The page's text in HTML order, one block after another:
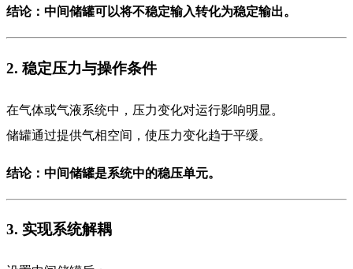
结论：中间储罐可以将不稳定输入转化为稳定输出。
2. 稳定压力与操作条件
在气体或气液系统中，压力变化对运行影响明显。
储罐通过提供气相空间，使压力变化趋于平缓。
结论：中间储罐是系统中的稳压单元。
3. 实现系统解耦